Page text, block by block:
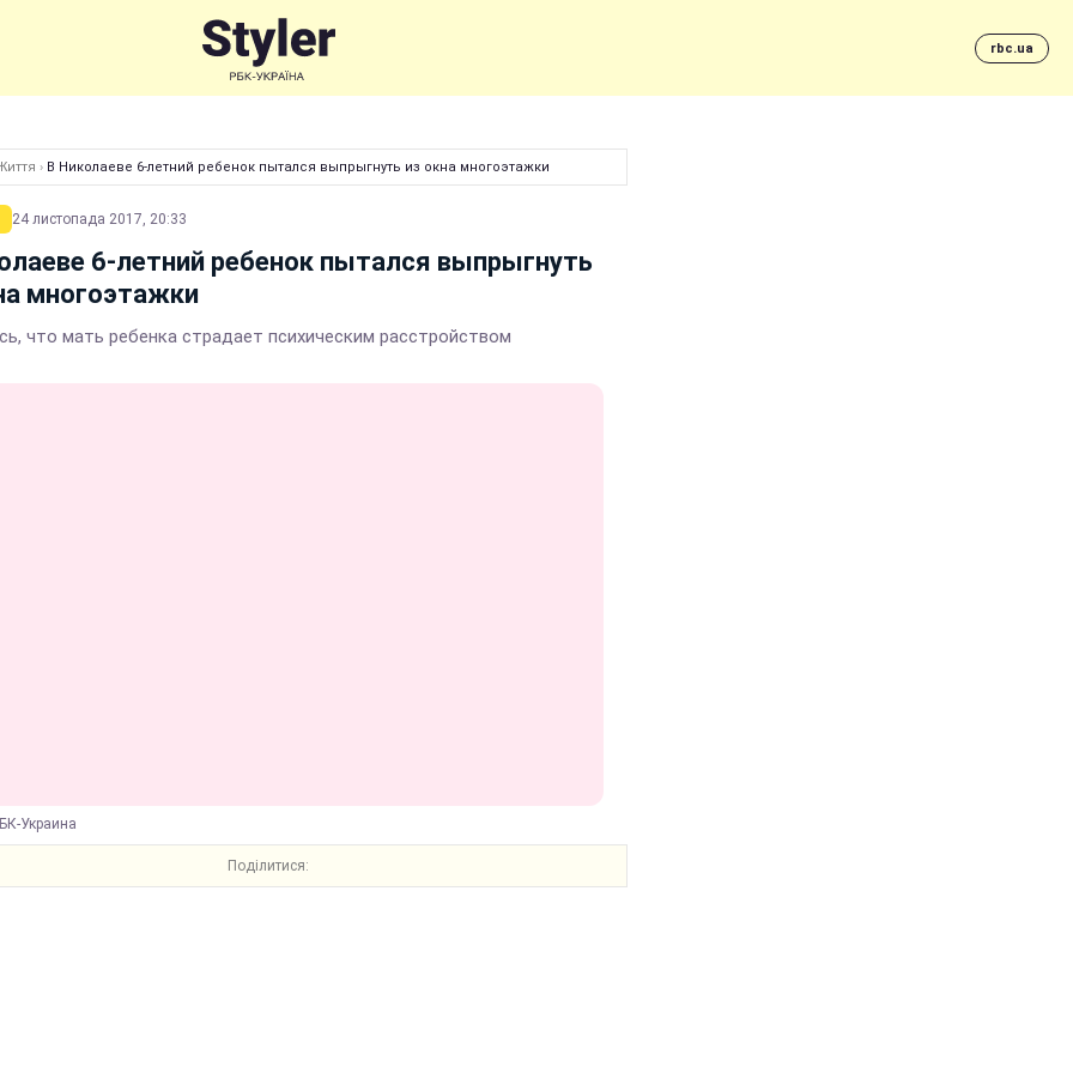
rbc.ua
› В Николаеве 6-летний ребенок пытался выпрыгнуть из окна многоэтажки
24 листопада 2017, 20:33
6-летний ребенок пытался выпрыгнуть
многоэтажки
что мать ребенка страдает психическим расстройством
Украина
Поділитися: